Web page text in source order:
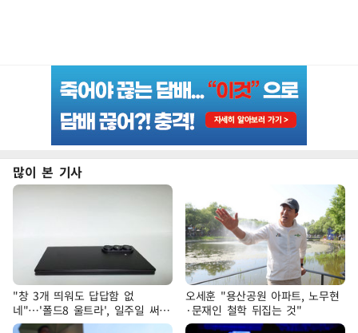
많이 본 기사
"창 3개 띄워도 답답함 없
네"…'폴드8 울트라', 일주일 써보
니
오세훈 "용산공원 아파트, 노무현
·문재인 철학 뒤집는 것"